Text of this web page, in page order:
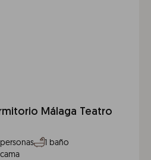
Málaga Teatro
1 baño